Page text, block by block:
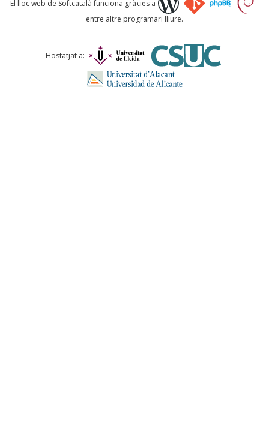
Comentari *
El lloc web de Softcatalà funciona gràcies a
entre altre programari lliure.
Hostatjat a: